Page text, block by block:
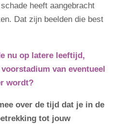
heeft aangebracht
Dat zijn beelden die best
nu op latere leeftijd,
van eventueel
wordt?
over de tijd dat je in de
tot jouw